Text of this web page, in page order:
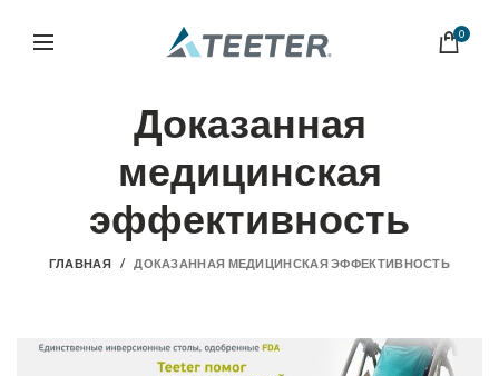
0
Доказанная
медицинская
эффективность
ГЛАВНАЯ ДОКАЗАННАЯ МЕДИЦИНСКАЯ ЭФФЕКТИВНОСТЬ